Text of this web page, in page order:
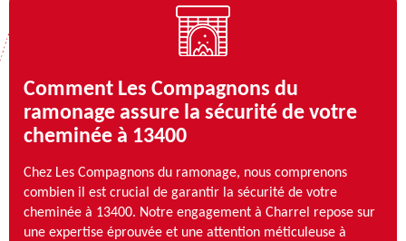
Comment Les Compagnons du
ramonage assure la sécurité de votre
cheminée à 13400
Chez Les Compagnons du ramonage, nous comprenons
combien il est crucial de garantir la sécurité de votre
cheminée à 13400. Notre engagement à Charrel repose sur
une expertise éprouvée et une attention méticuleuse à